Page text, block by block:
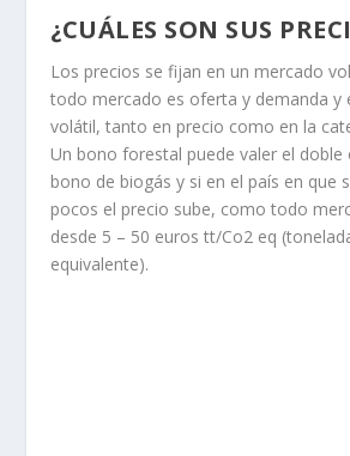
¿CUÁLES SON SUS
Los precios se fijan en un mercado
todo mercado es oferta y demanda y
volátil, tanto en precio como en la
Un bono forestal puede valer el doble
bono de biogás y si en el país en que
pocos el precio sube, como todo
desde 5 – 50 euros tt/Co2 eq
equivalente).